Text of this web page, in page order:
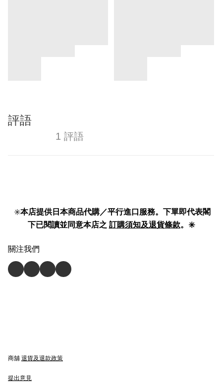
評語
1 評語
✳️本店提供日本商品代購／平行進口服務。下單即代表閣
下已閱讀並同意本店之 訂購須知及退貨條款。✳️
關注我們
商舖 退貨及退款政策
提出意見